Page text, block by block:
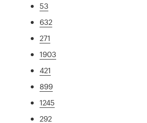
53
632
271
1903
421
899
1245
292